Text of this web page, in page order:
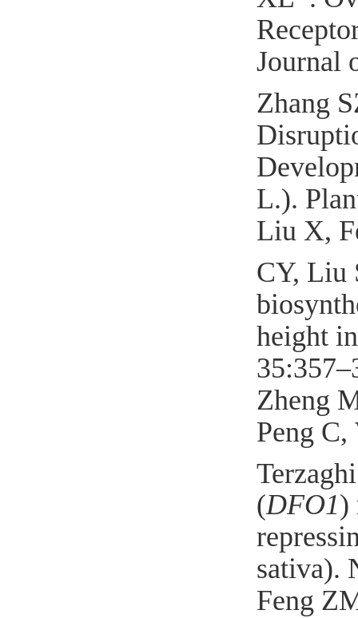
Journal
Zhang
L.).
Liu X,
CY, Liu
height
Zheng
Peng C,
(DFO1)
sativa).
Feng